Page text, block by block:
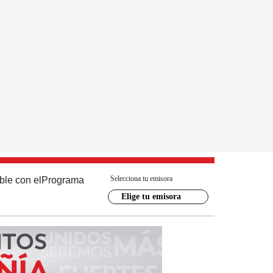
con el Programa Selecciona tu emisora
Elige tu emisora